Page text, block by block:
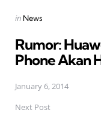
Posted
in News
Rumor:
Phone Akan
January 6, 2014
Next Post